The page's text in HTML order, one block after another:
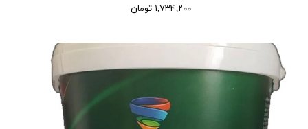
۱,۷۳۴,۲۰۰ تومان